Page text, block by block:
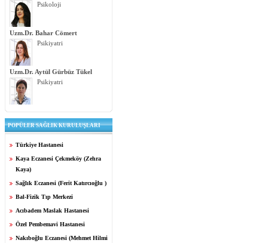
Psikoloji
Uzm.Dr. Bahar Cömert
Psikiyatri
Uzm.Dr. Aytül Gürbüz Tükel
Psikiyatri
POPÜLER SAĞLIK KURULUŞLARI
Türkiye Hastanesi
Kaya Eczanesi Çekmeköy (Zehra
Kaya)
Sağlık Eczanesi (Ferit Katırcıoğlu )
Bal-Fizik Tıp Merkezi
Acıbadem Maslak Hastanesi
Özel Pembemavi Hastanesi
Nakıboğlu Eczanesi (Mehmet Hilmi